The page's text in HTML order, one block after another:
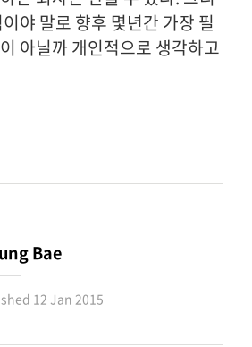
야 말로 향후 몇년간 가장 필
아닐까 개인적으로 생각하고
Bae
12 Jan 2015